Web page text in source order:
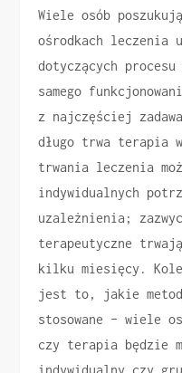
Wiele osób
ośrodkach leczenia
dotyczących
samego
z najczęściej
długo trwa terapia
trwania leczenia
indywidualnych
uzależnienia;
terapeutyczne
kilku miesięcy.
jest to, jakie
stosowane – wiele
czy terapia będzie